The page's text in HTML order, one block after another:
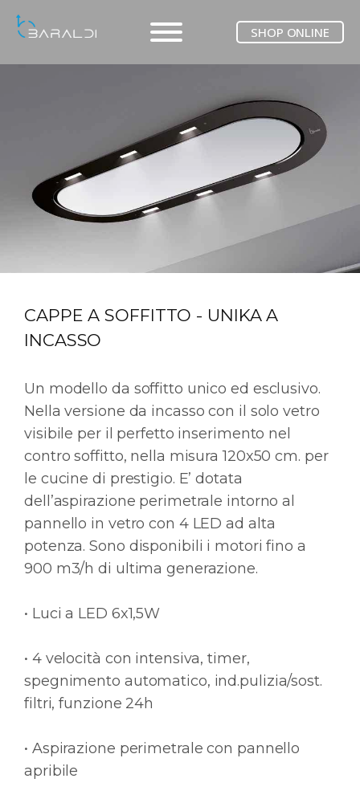
SHOP ONLINE
CAPPE A SOFFITTO - UNIKA A
INCASSO
Un modello da soffitto unico ed esclusivo.
Nella versione da incasso con il solo vetro
visibile per il perfetto inserimento nel
contro soffitto, nella misura 120x50 cm. per
le cucine di prestigio. E’ dotata
dell’aspirazione perimetrale intorno al
pannello in vetro con 4 LED ad alta
potenza. Sono disponibili i motori fino a
900 m3/h di ultima generazione.
• Luci a LED 6x1,5W
• 4 velocità con intensiva, timer,
spegnimento automatico, ind.pulizia/sost.
filtri, funzione 24h
• Aspirazione perimetrale con pannello
apribile